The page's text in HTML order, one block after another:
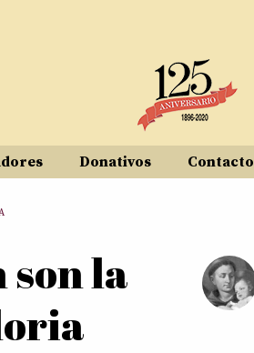
Donativos Contacto
la